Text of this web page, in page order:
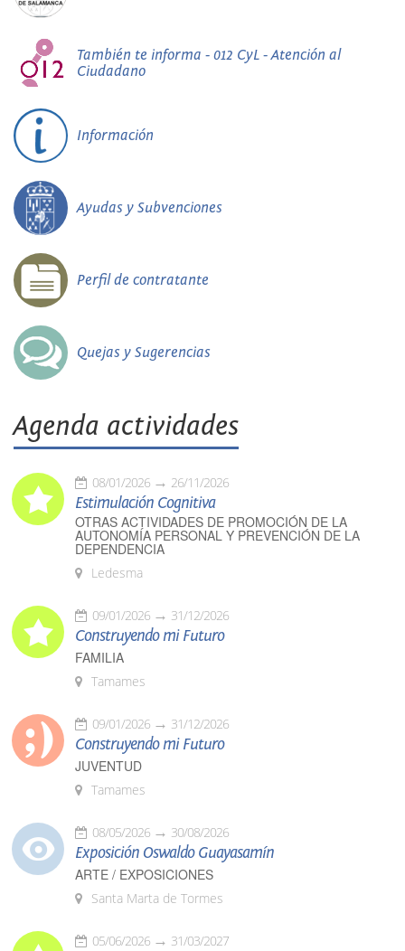
También te informa - 012 CyL - Atención al
Ciudadano
Información
Ayudas y Subvenciones
Perfil de contratante
Quejas y Sugerencias
Agenda actividades
08/01/2026 26/11/2026
Estimulación Cognitiva
OTRAS ACTIVIDADES DE PROMOCIÓN DE LA
AUTONOMÍA PERSONAL Y PREVENCIÓN DE LA
DEPENDENCIA
Ledesma
09/01/2026 31/12/2026
Construyendo mi Futuro
FAMILIA
Tamames
09/01/2026 31/12/2026
Construyendo mi Futuro
JUVENTUD
Tamames
08/05/2026 30/08/2026
Exposición Oswaldo Guayasamín
ARTE / EXPOSICIONES
Santa Marta de Tormes
05/06/2026 31/03/2027